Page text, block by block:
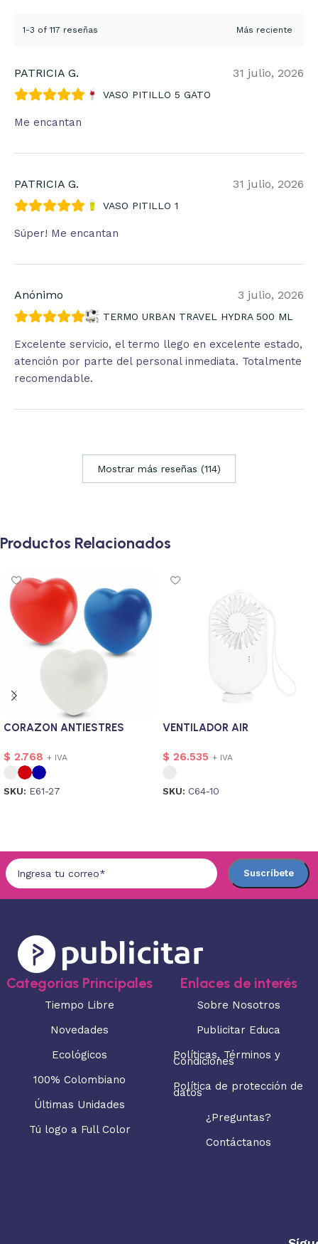
1-3 of 117 reseñas
PATRICIA G. 31 julio, 2026
VASO PITILLO 5 GATO
Me encantan
PATRICIA G. 31 julio, 2026
VASO PITILLO 1
Súper! Me encantan
Anónimo 3 julio, 2026
TERMO URBAN TRAVEL HYDRA 500 ML
Excelente servicio, el termo llego en excelente estado,
atención por parte del personal inmediata. Totalmente
recomendable.
Mostrar más reseñas (114)
Productos Relacionados
CORAZON ANTIESTRES
$ 2.768 + IVA
SKU: E61-27
VENTILADOR AIR
$ 26.535 + IVA
SKU: C64-10
Categorias Principales
Tiempo Libre
Novedades
Ecológicos
100% Colombiano
Últimas Unidades
Tú logo a Full Color
Enlaces de interés
Sobre Nosotros
Publicitar Educa
Políticas, Términos y
Condiciones
Política de protección de
datos
¿Preguntas?
Contáctanos